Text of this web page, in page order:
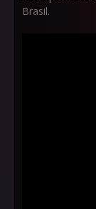
Brasil.